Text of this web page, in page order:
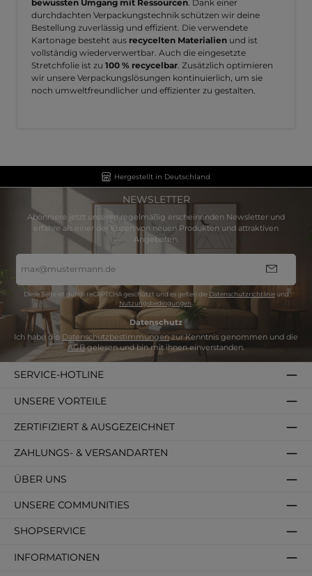
bewussten Umgang mit Ressourcen . Dank einer
durchdachten Verpackungstechnik schützen wir deine
Bestellung zuverlässig und effizient. Die verwendete
Kartonage besteht aus recycelten Materialien und ist
vollständig wiederverwertbar. Auch die eingesetzte
Stretchfolie ist zu 100 % recycelbar . Zusätzlich optimieren
wir unsere Verpackungslösungen kontinuierlich, um sie
noch umweltfreundlicher und effizienter zu gestalten.
Hergestellt in Deutschland
NEWSLETTER
Abonniere jetzt unseren regelmäßig erscheinenden Newsletter und
erfahre als einer der Ersten von neuen Produkten und attraktiven
Angeboten.
Mail-
Adresse
Diese Seite ist durch reCAPTCHA geschützt und es gelten die Datenschutzrichtlinieund
Nutzungsbedingungen.
Datenschutz
Ich habe die Datenschutzbestimmungenzur Kenntnis genommen und die
AGBgelesen und bin mit ihnen einverstanden.
SERVICE-HOTLINE
SHOPSERVICE
INFORMATIONEN
ZAHLUNGS- & VERSANDARTEN
ÜBER UNS
ZERTIFIZIERT & AUSGEZEICHNET
UNSERE VORTEILE
UNSERE COMMUNITIES